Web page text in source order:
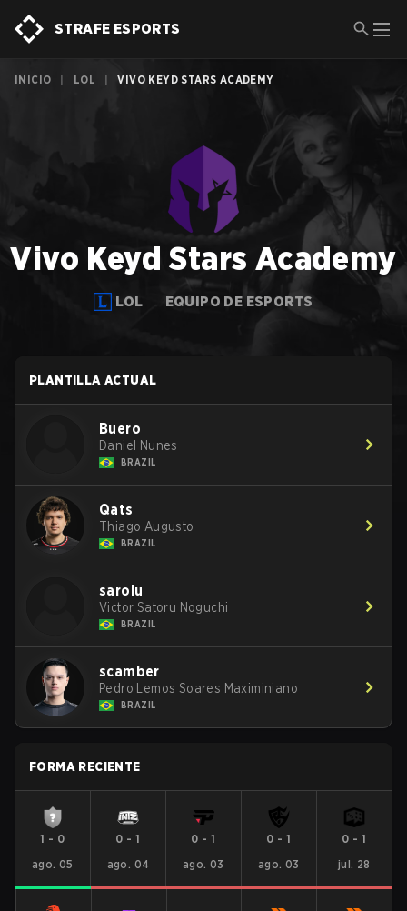
STRAFE ESPORTS
INICIO LOL VIVO KEYD STARS ACADEMY
Vivo Keyd Stars Academy
LOL EQUIPO DE ESPORTS
PLANTILLA ACTUAL
Buero
Daniel Nunes
BRAZIL
Qats
Thiago Augusto
BRAZIL
sarolu
Victor Satoru Noguchi
BRAZIL
scamber
Pedro Lemos Soares Maximiniano
BRAZIL
FORMA RECIENTE
1 - 0
ago. 05
0 -1
ago. 04
0 -1
ago. 03
0 -1
ago. 03
0 -1
jul. 28